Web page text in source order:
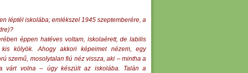
léptél iskolába; emlékszel 1945 szeptemberére, a
éppen hatéves voltam, iskolaérett, de labilis
kis kölyök. Ahogy akkori képeimet nézem, egy
szemű, mosolytalan fiú néz vissza, aki – mintha a
várt volna – úgy készült az iskolába. Talán a